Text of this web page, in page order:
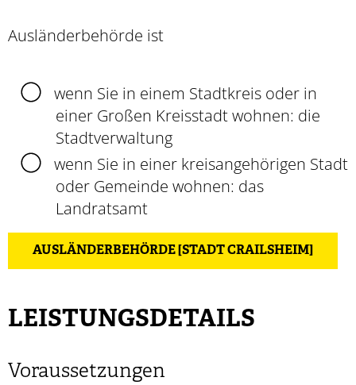
Ausländerbehörde ist
wenn Sie in einem Stadtkreis oder in
einer Großen Kreisstadt wohnen: die
Stadtverwaltung
wenn Sie in einer kreisangehörigen Stadt
oder Gemeinde wohnen: das
Landratsamt
AUSLÄNDERBEHÖRDE [STADT CRAILSHEIM]
LEISTUNGSDETAILS
Voraussetzungen